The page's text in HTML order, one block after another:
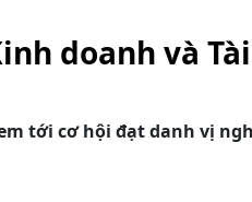
doanh và
tới cơ hội đạt danh vị